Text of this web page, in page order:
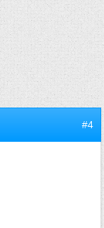
#4